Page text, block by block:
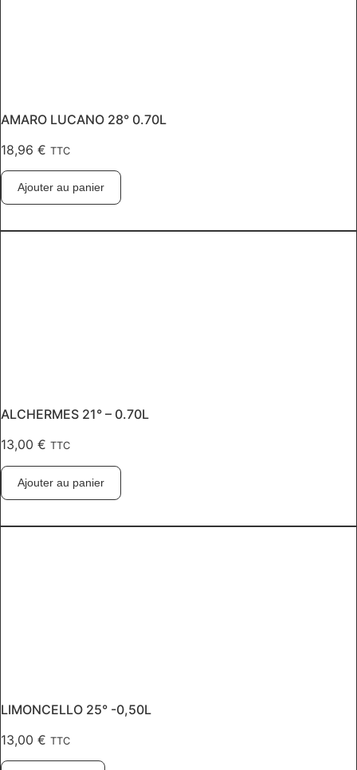
AMARO LUCANO 28° 0.70L
18,96 € TTC
Ajouter au panier
ALCHERMES 21° – 0.70L
13,00 € TTC
Ajouter au panier
LIMONCELLO 25° -0,50L
13,00 € TTC